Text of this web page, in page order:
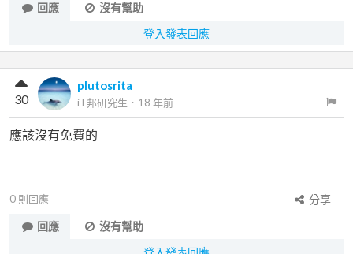
回應
沒有幫助
登入發表回應
plutosrita
iT邦研究生 ． 18 年前
30
應該沒有免費的
0 則回應
分享
回應
沒有幫助